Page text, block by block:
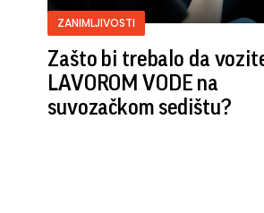
ZANIMLJIVOSTI
Zašto bi trebalo da
LAVOROM VODE na
suvozačkom sedištu?